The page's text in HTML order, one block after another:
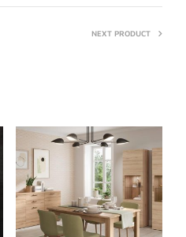
NEXT PRODUCT